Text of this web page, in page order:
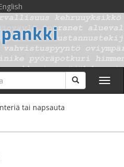
Hae